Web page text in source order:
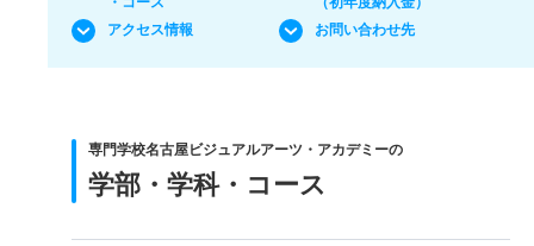
アクセス情報
お問い合わせ先
専門学校名古屋ビジュアルアーツ・アカデミーの
学部・学科・コース